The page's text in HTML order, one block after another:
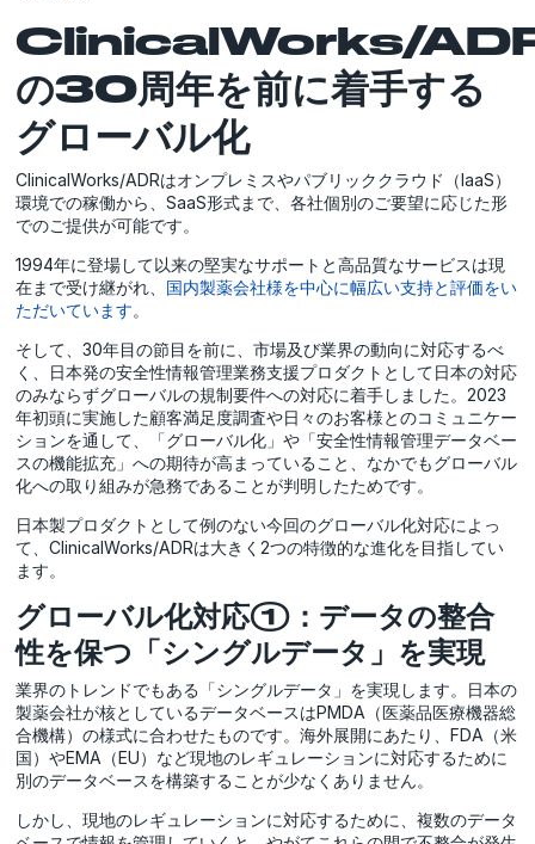
ClinicalWorks/
の30周年を前に着手する
グローバル化
ClinicalWorks/ADRはオンプレミスやパブリッククラウド（IaaS）
環境での稼働から、SaaS形式まで、各社個別のご要望に応じた形
でのご提供が可能です。
1994年に登場して以来の堅実なサポートと高品質なサービスは現
在まで受け継がれ、 国内製薬会社様を中心に幅広い支持と評価をい
ただいています。
そして、30年目の節目を前に、市場及び業界の動向に対応するべ
く、日本発の安全性情報管理業務支援プロダクトとして日本の対応
のみならずグローバルの規制要件への対応に着手しました。2023
年初頭に実施した顧客満足度調査や日々のお客様とのコミュニケー
ションを通して、「グローバル化」や「安全性情報管理データベー
スの機能拡充」への期待が高まっていること、なかでもグローバル
化への取り組みが急務であることが判明したためです。
日本製プロダクトとして例のない今回のグローバル化対応によっ
て、ClinicalWorks/ADRは大きく2つの特徴的な進化を目指してい
ます。
グローバル化対応①：データの整合
性を保つ「シングルデータ」を実現
業界のトレンドでもある「シングルデータ」を実現します。日本の
製薬会社が核としているデータベースはPMDA（医薬品医療機器総
合機構）の様式に合わせたものです。海外展開にあたり、FDA（米
国）やEMA（EU）など現地のレギュレーションに対応するために
別のデータベースを構築することが少なくありません。
しかし、現地のレギュレーションに対応するために、複数のデータ